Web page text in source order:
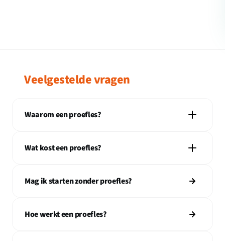
Veelgestelde vragen
Waarom een proefles?
Wat kost een proefles?
Mag ik starten zonder proefles?
Hoe werkt een proefles?